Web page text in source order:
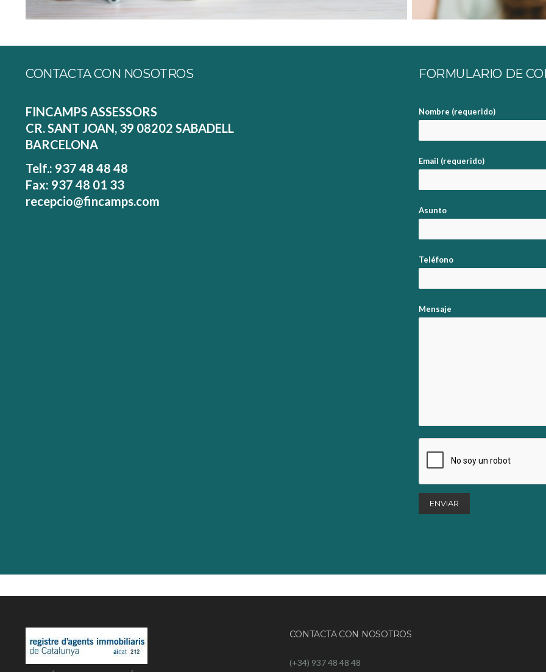
CONTACTA CON NOSOTROS
FINCAMPS ASSESSORS
CR. SANT JOAN, 39 08202 SABADELL
BARCELONA
Telf.: 937 48 48 48
Fax: 937 48 01 33
recepcio@fincamps.com
FORMULARIO DE
Nombre (requerido)
Email (requerido)
Asunto
Teléfono
Mensaje
CONTACTA CON NOSOTROS
(+34) 937 48 48 48